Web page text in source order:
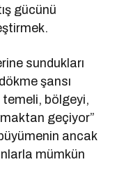
gücünü
sundukları
şansı
temeli, bölgeyi,
geçiyor”
ancak
mümkün